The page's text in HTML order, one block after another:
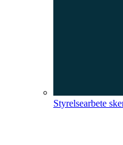
Styrelsearbete